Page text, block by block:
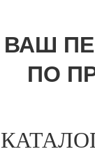
ВАШ
ПО